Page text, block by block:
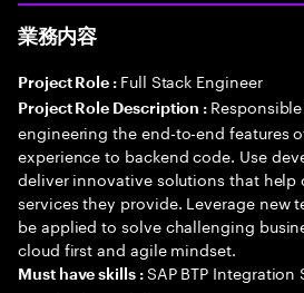
業務内容
Project Role : Full Stack Engineer
Project Role Description :
engineering the end-to-end features
experience to backend code. Use
deliver innovative solutions that help
services they provide. Leverage new
be applied to solve challenging
cloud first and agile mindset.
Must have skills : SAP BTP Integration